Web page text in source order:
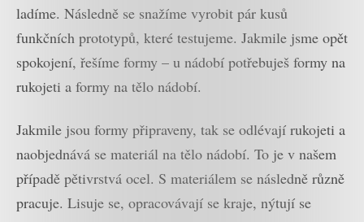
ladíme. Následně se snažíme vyrobit pár kusů
funkčních prototypů, které testujeme. Jakmile jsme opět
spokojení, řešíme formy – u nádobí potřebuješ formy na
rukojeti a formy na tělo nádobí.
Jakmile jsou formy připraveny, tak se odlévají rukojeti a
naobjednává se materiál na tělo nádobí. To je v našem
případě pětivrstvá ocel. S materiálem se následně různě
pracuje. Lisuje se, opracovávají se kraje, nýtují se